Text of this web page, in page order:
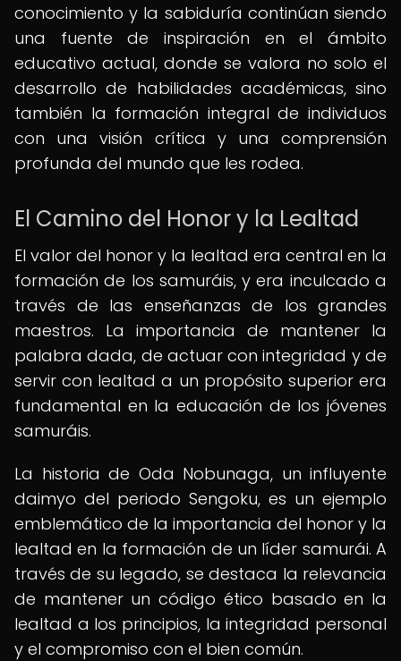
conocimiento y la sabiduría continúan siendo
una fuente de inspiración en el ámbito
educativo actual, donde se valora no solo el
desarrollo de habilidades académicas, sino
también la formación integral de individuos
con una visión crítica y una comprensión
profunda del mundo que les rodea.
El Camino del Honor y la Lealtad
El valor del honor y la lealtad era central en la
formación de los samuráis, y era inculcado a
través de las enseñanzas de los grandes
maestros. La importancia de mantener la
palabra dada, de actuar con integridad y de
servir con lealtad a un propósito superior era
fundamental en la educación de los jóvenes
samuráis.
La historia de Oda Nobunaga, un influyente
daimyo del periodo Sengoku, es un ejemplo
emblemático de la importancia del honor y la
lealtad en la formación de un líder samurái. A
través de su legado, se destaca la relevancia
de mantener un código ético basado en la
lealtad a los principios, la integridad personal
y el compromiso con el bien común.